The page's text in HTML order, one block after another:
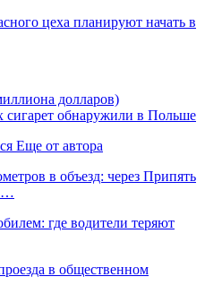
цеха планируют начать в
долларов)
сигарет обнаружили в Польше
Еще от автора
в объезд: через Припять
где водители теряют
в общественном